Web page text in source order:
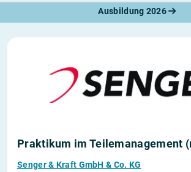
Ausbildung 2026
Praktikum im Teilemanagement
Senger & Kraft GmbH & Co. KG